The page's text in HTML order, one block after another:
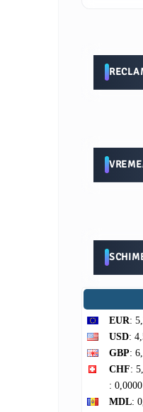
EUR:
USD:
GBP:
CHF:
:
MDL: